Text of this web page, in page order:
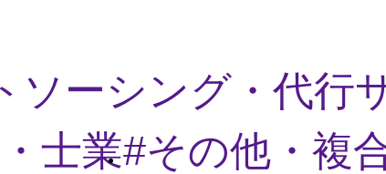
ソーシング・代行
士業 その他・複